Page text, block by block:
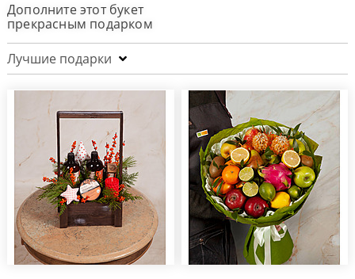
О
компании
Change
language
to
Дополните этот букет
прекрасным подарком
Лучшие подарки